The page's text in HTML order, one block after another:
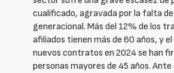
cualificado, agravada por la falta
generacional. Más del 12% de los
afiliados tienen más de 60 años, y
nuevos contratos en 2024 se han
personas mayores de 45 años.